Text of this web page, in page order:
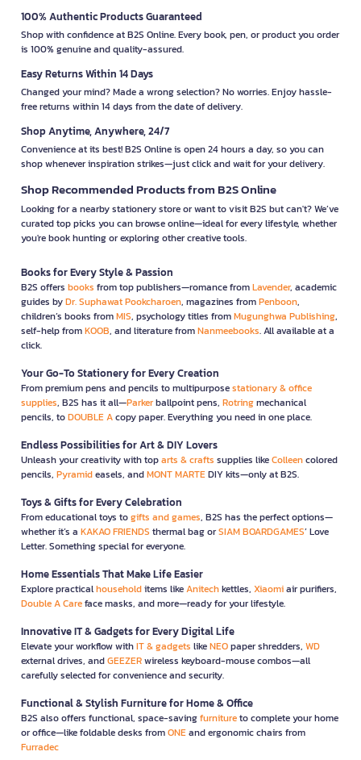
100% Authentic Products Guaranteed
Shop with confidence at B2S Online. Every book, pen, or product you order
is 100% genuine and quality-assured.
Easy Returns Within 14 Days
Changed your mind? Made a wrong selection? No worries. Enjoy hassle-
free returns within 14 days from the date of delivery.
Shop Anytime, Anywhere, 24/7
Convenience at its best! B2S Online is open 24 hours a day, so you can
shop whenever inspiration strikes—just click and wait for your delivery.
Shop Recommended Products from B2S Online
Looking for a nearby stationery store or want to visit B2S but can't? We’ve
curated top picks you can browse online—ideal for every lifestyle, whether
you're book hunting or exploring other creative tools.
Books for Every Style & Passion
B2S offers books from top publishers—romance fromLavender, academic
guides byDr. Suphawat Pookcharoen, magazines fromPenboon,
children’s books fromMIS, psychology titles fromMugunghwa Publishing,
self-help fromKOOB, and literature fromNanmeebooks. All available at a
click.
Your Go-To Stationery for Every Creation
From premium pens and pencils to multipurposestationary & office
supplies, B2S has it all—Parkerballpoint pens, Rotringmechanical
pencils, toDOUBLE Acopy paper. Everything you need in one place.
Endless Possibilities for Art & DIY Lovers
Unleash your creativity with toparts & crafts supplies likeColleencolored
pencils, Pyramideasels, andMONT MARTEDIY kits—only at B2S.
Toys & Gifts for Every Celebration
From educational toys togifts and games, B2S has the perfect options—
whether it’s a KAKAO FRIENDS thermal bag orSIAM BOARDGAMES’ Love
Letter. Something special for everyone.
Home Essentials That Make Life Easier
Explore practicalhouseholditems likeAnitechkettles, Xiaomiair purifiers,
Double A Careface masks, and more—ready for your lifestyle.
Innovative IT & Gadgets for Every Digital Life
Elevate your workflow withIT & gadgets likeNEOpaper shredders, WD
external drives, andGEEZERwireless keyboard-mouse combos—all
carefully selected for convenience and security.
Functional & Stylish Furniture for Home & Office
B2S also offers functional, space-savingfurnitureto complete your home
or office—like foldable desks fromONEand ergonomic chairs from
Furradec